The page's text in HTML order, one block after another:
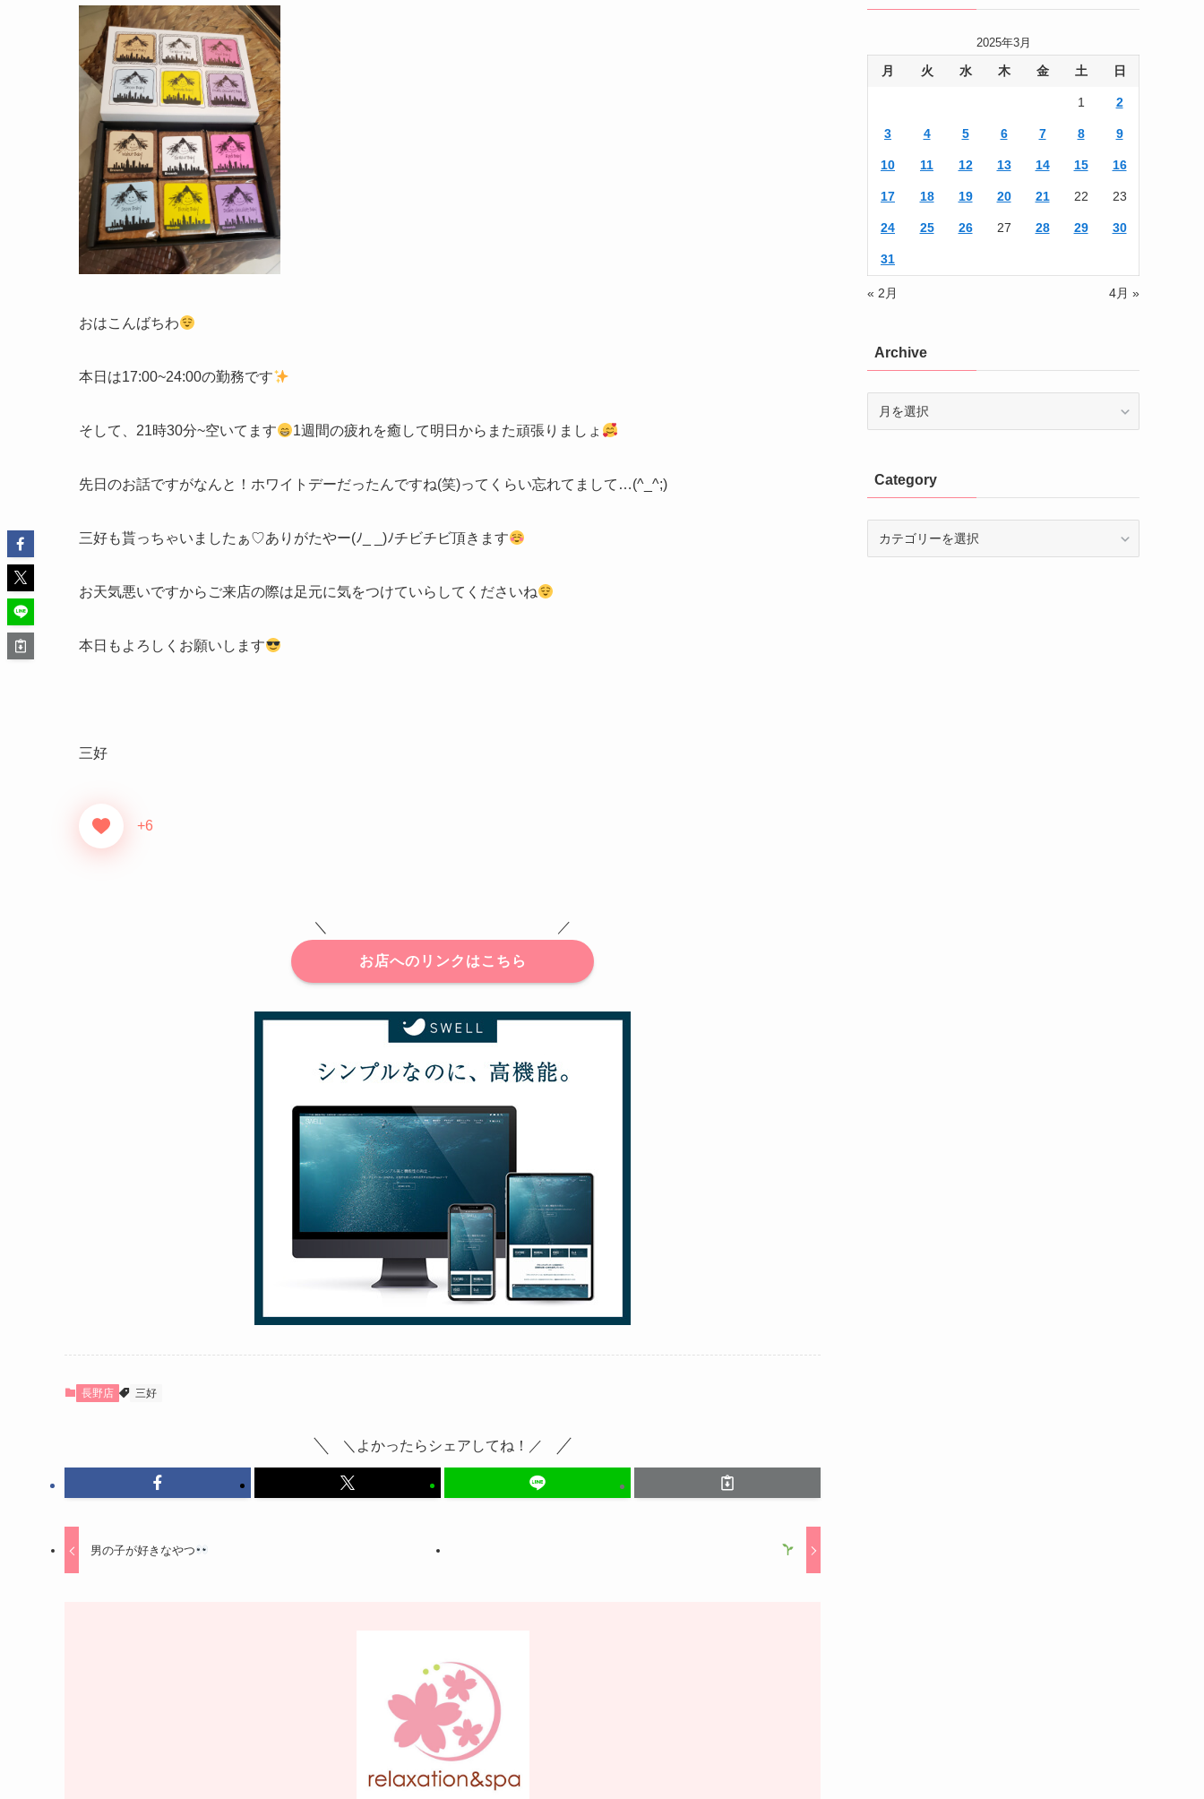
おはこんばちわ
本日は17:00~24:00の勤務です
そして、21時30分~空いてます 1週間の疲れを癒して明日からまた頑張りましょ
先日のお話ですがなんと！ホワイトデーだったんですね(笑)ってくらい忘れてまして…(^_^;)
三好も貰っちゃいましたぁ♡ありがたやー(ﾉ_ _)ﾉチビチビ頂きます
お天気悪いですからご来店の際は足元に気をつけていらしてくださいね
本日もよろしくお願いします
三好
+6
＼ ／
お店へのリンクはこちら
長野店 三好
＼よかったらシェアしてね！／
男の子が好きなやつ
2025年3月
月 火 水 木 金 土 日
1 2
3 4 5 6 7 8 9
10 11 12 13 14 15 16
17 18 19 20 21 22 23
24 25 26 27 28 29 30
31
« 2月 4月 »
Archive
Category